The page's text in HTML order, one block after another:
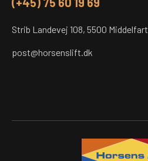
Strib Landevej 108, 5500 Middelfart
post@horsenslift.dk